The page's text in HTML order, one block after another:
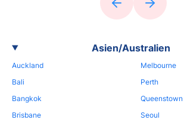
Asien/Australien
Auckland
Bali
Bangkok
Brisbane
Melbourne
Perth
Queenstown
Seoul